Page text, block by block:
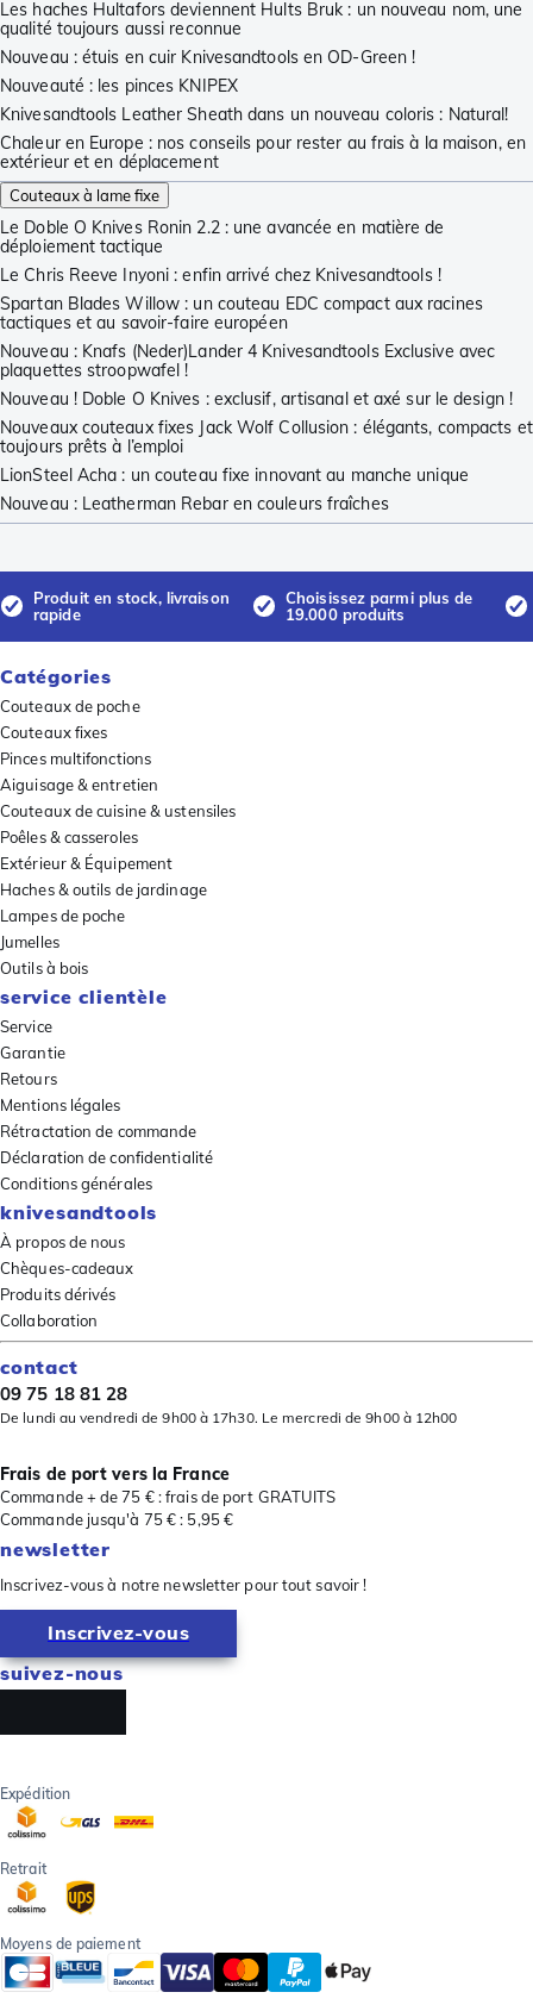
Les haches Hultafors deviennent Hults Bruk : un nouveau nom, une
qualité toujours aussi reconnue
Nouveau : étuis en cuir Knivesandtools en OD-Green !
Nouveauté : les pinces KNIPEX
Knivesandtools Leather Sheath dans un nouveau coloris : Natural!
Chaleur en Europe : nos conseils pour rester au frais à la maison, en
extérieur et en déplacement
Couteaux à lame fixe
Le Doble O Knives Ronin 2.2 : une avancée en matière de
déploiement tactique
Le Chris Reeve Inyoni : enfin arrivé chez Knivesandtools !
Spartan Blades Willow : un couteau EDC compact aux racines
tactiques et au savoir-faire européen
Nouveau : Knafs (Neder)Lander 4 Knivesandtools Exclusive avec
plaquettes stroopwafel !
Nouveau ! Doble O Knives : exclusif, artisanal et axé sur le design !
Nouveaux couteaux fixes Jack Wolf Collusion : élégants, compacts et
toujours prêts à l’emploi
LionSteel Acha : un couteau fixe innovant au manche unique
Nouveau : Leatherman Rebar en couleurs fraîches
Produit en stock, livraison
rapide
Choisissez parmi plus de
19.000 produits
Catégories
Couteaux de poche
Couteaux fixes
Pinces multifonctions
Aiguisage & entretien
Couteaux de cuisine & ustensiles
Poêles & casseroles
Extérieur & Équipement
Haches & outils de jardinage
Lampes de poche
Jumelles
Outils à bois
service clientèle
Service
Garantie
Retours
Mentions légales
Rétractation de commande
Déclaration de confidentialité
Conditions générales
knivesandtools
À propos de nous
Chèques-cadeaux
Produits dérivés
Collaboration
contact
09 75 18 81 28
De lundi au vendredi de 9h00 à 17h30. Le mercredi de 9h00 à 12h00
Frais de port vers la France
Commande + de 75 € : frais de port GRATUITS
Commande jusqu'à 75 € : 5,95 €
newsletter
Inscrivez-vous à notre newsletter pour tout savoir !
Inscrivez-vous
suivez-nous
Expédition
Retrait
Moyens de paiement